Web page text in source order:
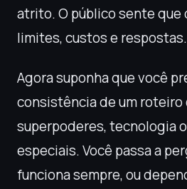
atrito. O público sente que
limites, custos e respostas.
Agora suponha que você
consistência de um roteiro
superpoderes, tecnologia
especiais. Você passa a
funciona sempre, ou